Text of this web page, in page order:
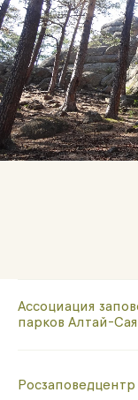
Ассоциация
парков Алтай-